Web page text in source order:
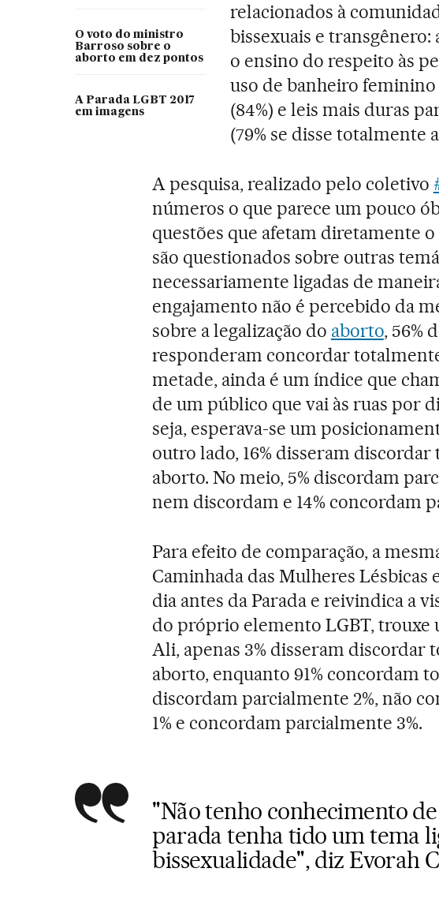
O voto do ministro
Barroso sobre o
aborto em dez pontos
A Parada LGBT 2017
em imagens
relacionados à
bissexuais e transgênero:
o ensino do respeito às
uso de banheiro
(84%) e leis mais duras
(79% se disse totalmente
A pesquisa, realizado pelo coletivo
números o que parece um pouco
questões que afetam diretamente
são questionados sobre outras
necessariamente ligadas de
engajamento não é percebido da
sobre a legalização do aborto, 56%
responderam concordar
metade, ainda é um índice que
de um público que vai às ruas por
seja, esperava-se um
outro lado, 16% disseram
aborto. No meio, 5% discordam
nem discordam e 14% concordam
Para efeito de comparação, a
Caminhada das Mulheres Lésbicas
dia antes da Parada e reivindica a
do próprio elemento LGBT, trouxe
Ali, apenas 3% disseram discordar
aborto, enquanto 91% concordam
discordam parcialmente 2%, não
1% e concordam parcialmente 3%.
"Não tenho conhecimento
parada tenha tido um tema
bissexualidade", diz Evorah